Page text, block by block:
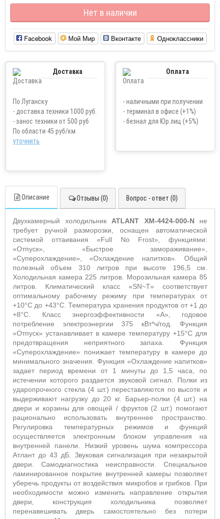
Нет в наличии
Facebook Мой Мир Вконтакте Одноклассники
Доставка
По Луганску
- доставка техники 1000 руб.
- занос техники от 500 руб
По области 45 руб/км
уточнить
Оплата
- наличными при получении
- терминал в офисе (+1%)
- безнал для Юр.лиц (+5%)
Описание Отзывы (0) Вопрос - ответ (0)
Двухкамерный холодильник ATLANT XM-4424-000-Nне
требует ручной разморозки, оснащен автоматической
системой оттаивания «Full No Frost», функциями:
«Отпуск», «Быстрое замораживание»,
«Суперохлаждение», «Охлаждение напитков». Общий
полезный объем 310 литров при высоте 196,5 см.
Холодильная камера 225 литров. Морозильная камера 85
литров. Климатический класс «SN~T» соответствует
оптимальному рабочему режиму при температурах от
+10°С до +43°С. Температура хранения продуктов от +1 до
+8°С. Класс энергоэффективности «А», годовое
потребление электроэнергии 375 кВт*ч/год. Функция
«Отпуск» устанавливает в камере температуру +15°С для
предотвращения неприятного запаха. Функция
«Суперохлаждение» понижает температуру в камере до
минимального значения. Функция «Охлаждение напитков»
задает период времени от 1 минуты до 1,5 часа, по
истечении которого раздается звуковой сигнал. Полки из
ударопрочного стекла (4 шт.) переставляются по высоте и
выдерживают нагрузку до 20 кг. Барьер-полки (4 шт.) на
двери и корзины для овощей / фруктов (2 шт.) помогают
рационально использовать внутреннее пространство.
Регулировка температурных режимов и функций
осуществляется электронным блоком управления на
внутренней панели. Низкий уровень шума компрессора
Атлант до 43 дБ. Звуковая сигнализация при незакрытой
двери. Самодиагностика неисправности. Специальное
ламинированное покрытие внутренней камеры позволяет
уберечь продукты от воздействия микробов и грибков. При
необходимости можно изменить направление открытия
двери, конструкция холодильника позволяет
перенавешивать дверь самостоятельно без потери